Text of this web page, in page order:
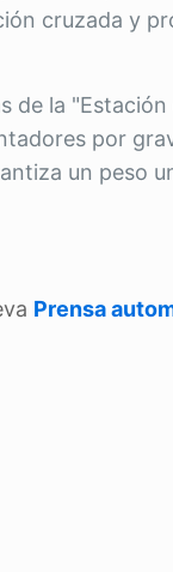
cruzada y
de la
por
un peso
Prensa